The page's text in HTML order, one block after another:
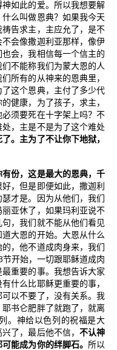
如此的爱。所以我想要解
么叫做恩典？如果我今天
告求主，主应允了，是不
会像撒迦利亚那样，像伊
会，我相信每一个信主的
不能称我们为蒙大恩的人
所有的从神来的恩典里，
这个恩典，主付了多少代
健康，为了孩子，求主，
须要死在十字架上吗？不
，主是不是为了这个难处
。主为了不让你下地狱，
份，这是最大的恩典，千
，但是即便如此，撒迦利
才是。因为从他们，我们
亚休了，如果玛利亚说不
，我们就不能从他们看见
大恩的开始。大恩从什么
，他不道成肉身来，我们
节开始，一切跟耶稣道成肉
重要的事。我想告诉大家
什么比耶稣更重要的事，
以不要了，没有关系。我
书仑肥胖了就跑了，就离
。神给以色列的祝福是大
了，最后他不信， 不认神
能成为你的绊脚石。 所以